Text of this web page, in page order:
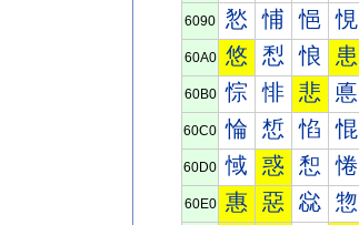
6090 悐 悑 悒 悓
60A0 悠 悡 悢 患
60B0 悰 悱 悲 悳
60C0 惀 惁 惂 惃
60D0 惐 惑 惒 惓
60E0 惠 惡 惢 惣